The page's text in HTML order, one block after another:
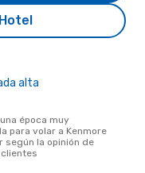
alta
para volar a Kenmore
según la opinión de